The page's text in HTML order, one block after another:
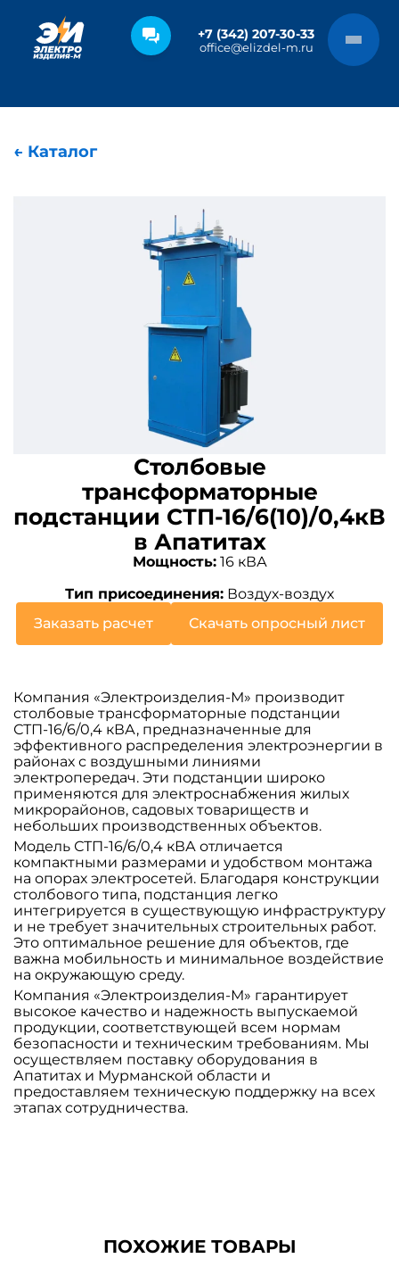
+7 (342) 207-30-33
office@elizdel-m.ru
← Каталог
Столбовые
трансформаторные
подстанции СТП-16/6(10)/0,4кВ
в Апатитах
Мощность:16 кВА
Тип присоединения: Воздух-воздух
Заказать расчет
Скачать опросный лист
Компания «Электроизделия-М» производит
столбовые трансформаторные подстанции
СТП-16/6/0,4 кВА, предназначенные для
эффективного распределения электроэнергии в
районах с воздушными линиями
электропередач. Эти подстанции широко
применяются для электроснабжения жилых
микрорайонов, садовых товариществ и
небольших производственных объектов.
Модель СТП-16/6/0,4 кВА отличается
компактными размерами и удобством монтажа
на опорах электросетей. Благодаря конструкции
столбового типа, подстанция легко
интегрируется в существующую инфраструктуру
и не требует значительных строительных работ.
Это оптимальное решение для объектов, где
важна мобильность и минимальное воздействие
на окружающую среду.
Компания «Электроизделия-М» гарантирует
высокое качество и надежность выпускаемой
продукции, соответствующей всем нормам
безопасности и техническим требованиям. Мы
осуществляем поставку оборудования в
Апатитах и Мурманской области и
предоставляем техническую поддержку на всех
этапах сотрудничества.
ПОХОЖИЕ ТОВАРЫ